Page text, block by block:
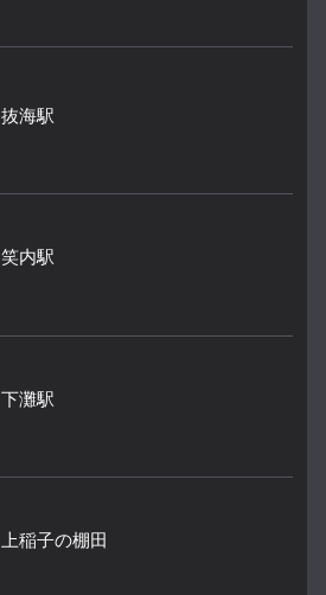
抜海駅
笑内駅
下灘駅
上稲子の棚田